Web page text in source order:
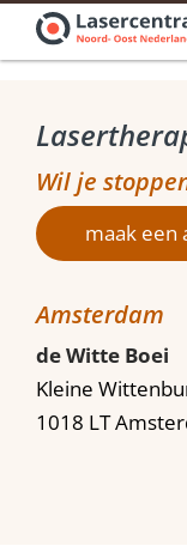
Home
Stoppen met
Stoppen met
Bel voor een
Wil je
maak een
Amsterdam
de Witte Boei
Kleine
1018 LT